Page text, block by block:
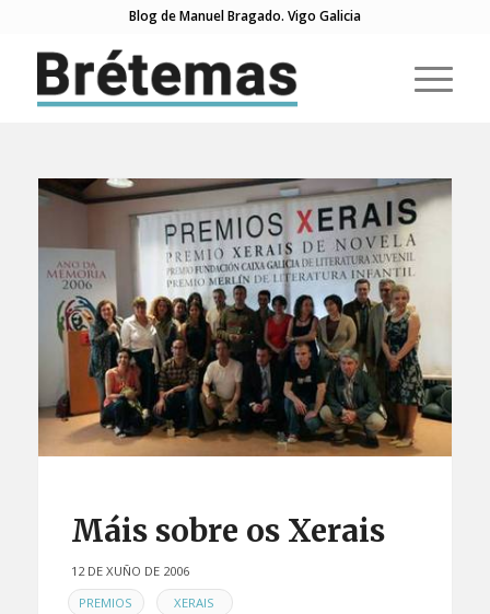
Blog de Manuel Bragado. Vigo Galicia
Máis sobre os Xerais
12 DE XUÑO DE 2006
EN PREMIOS , XERAIS